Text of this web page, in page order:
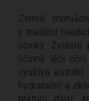
Zlateň
v tradiční
účinky.
účinně léči
využívá extrakt
hydratační a
texturu pleti,